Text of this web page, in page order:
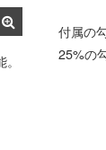
付属の
25%の